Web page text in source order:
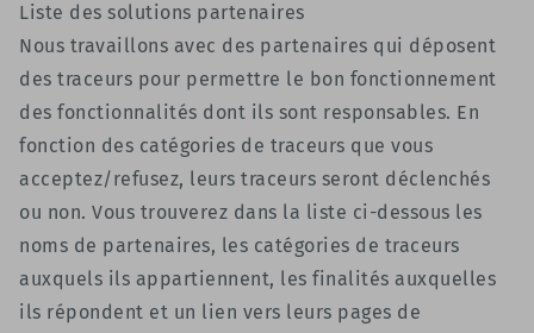
Liste des solutions partenaires
Nous travaillons avec des partenaires qui déposent
des traceurs pour permettre le bon fonctionnement
des fonctionnalités dont ils sont responsables. En
fonction des catégories de traceurs que vous
acceptez/refusez, leurs traceurs seront déclenchés
ou non. Vous trouverez dans la liste ci-dessous les
noms de partenaires, les catégories de traceurs
auxquels ils appartiennent, les finalités auxquelles
ils répondent et un lien vers leurs pages de